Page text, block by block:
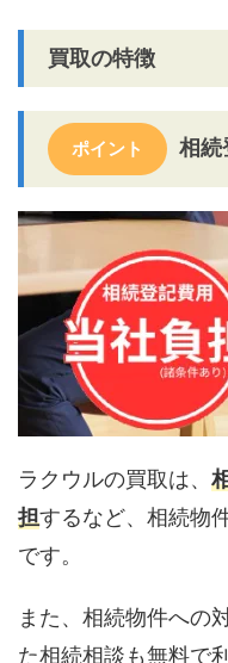
買取の特徴
ポイント 相続
ラクウルの買取は、
担するなど、相続物
です。
また、相続物件への
た相続相談も無料で